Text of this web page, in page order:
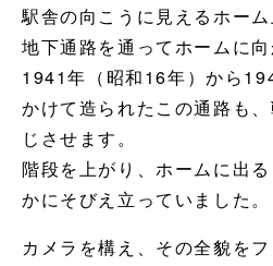
駅舎の向こうに見えるホーム
地下通路を通ってホームに向
1941年（昭和16年）から
かけて造られたこの通路も
じさせます。
階段を上がり、ホームに出
かにそびえ立っていました。
カメラを構え、その全貌を